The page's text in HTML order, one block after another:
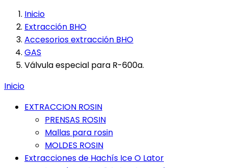
Inicio
Extracción BHO
Accesorios extracción BHO
GAS
Válvula especial para R-600a.
Inicio
EXTRACCION ROSIN
PRENSAS ROSIN
Mallas para rosin
MOLDES ROSIN
Extracciones de Hachís Ice O Lator